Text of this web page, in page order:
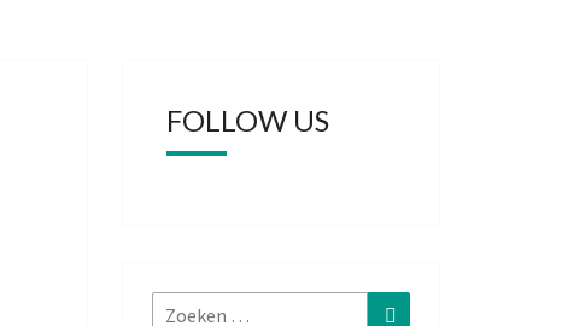
FOLLOW US
Zoeken
Zoeken